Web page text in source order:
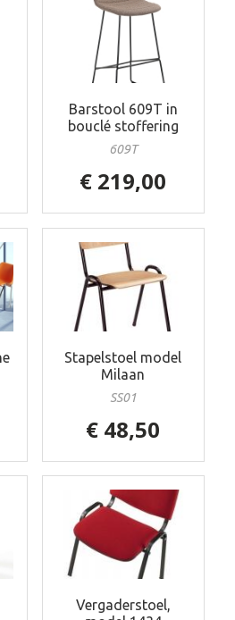
Barstool 609T in
bouclé stoffering
609T
€ 219,00
Stapelstoel model
Milaan
SS01
€ 48,50
Vergaderstoel,